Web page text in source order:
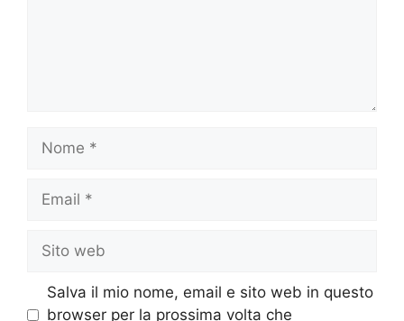
Nome
Email
Sito
web
Salva il mio nome, email e sito web in questo
browser per la prossima volta che